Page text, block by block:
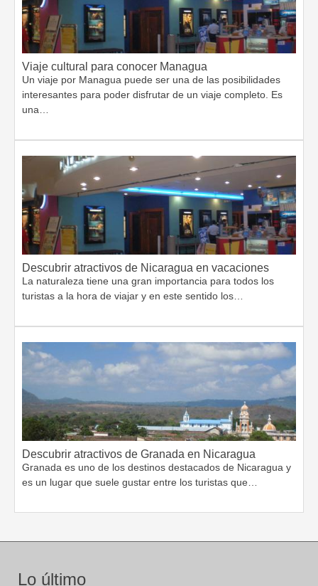
Viaje cultural para conocer Managua
Un viaje por Managua puede ser una de las posibilidades
interesantes para poder disfrutar de un viaje completo. Es
una…
Descubrir atractivos de Nicaragua en vacaciones
La naturaleza tiene una gran importancia para todos los
turistas a la hora de viajar y en este sentido los…
Descubrir atractivos de Granada en Nicaragua
Granada es uno de los destinos destacados de Nicaragua y
es un lugar que suele gustar entre los turistas que…
Lo último